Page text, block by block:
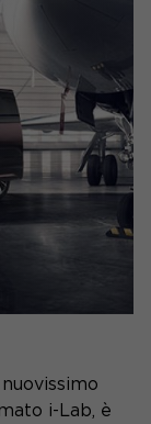
i-Lab, è